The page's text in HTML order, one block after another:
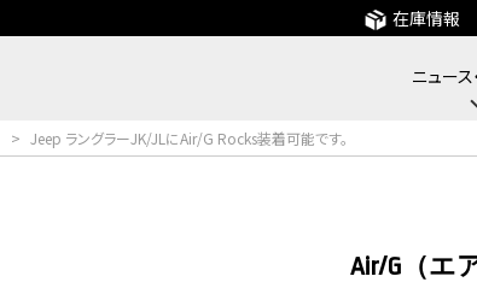
ニュース
在庫情報
> Jeep ラングラーJK/JLにAir/G Rocks装着可能です。
Air/G（エ